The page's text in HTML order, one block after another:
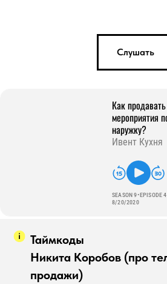
Слушать
Таймкоды
Никита Коробов (про
продажи)